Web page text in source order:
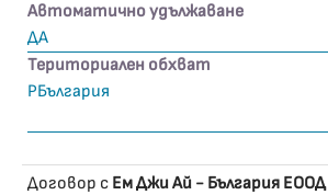
Автоматично удължаване
ДА
Териториален обхват
РБългария
Договор с Ем Джи Ай - България ЕООД